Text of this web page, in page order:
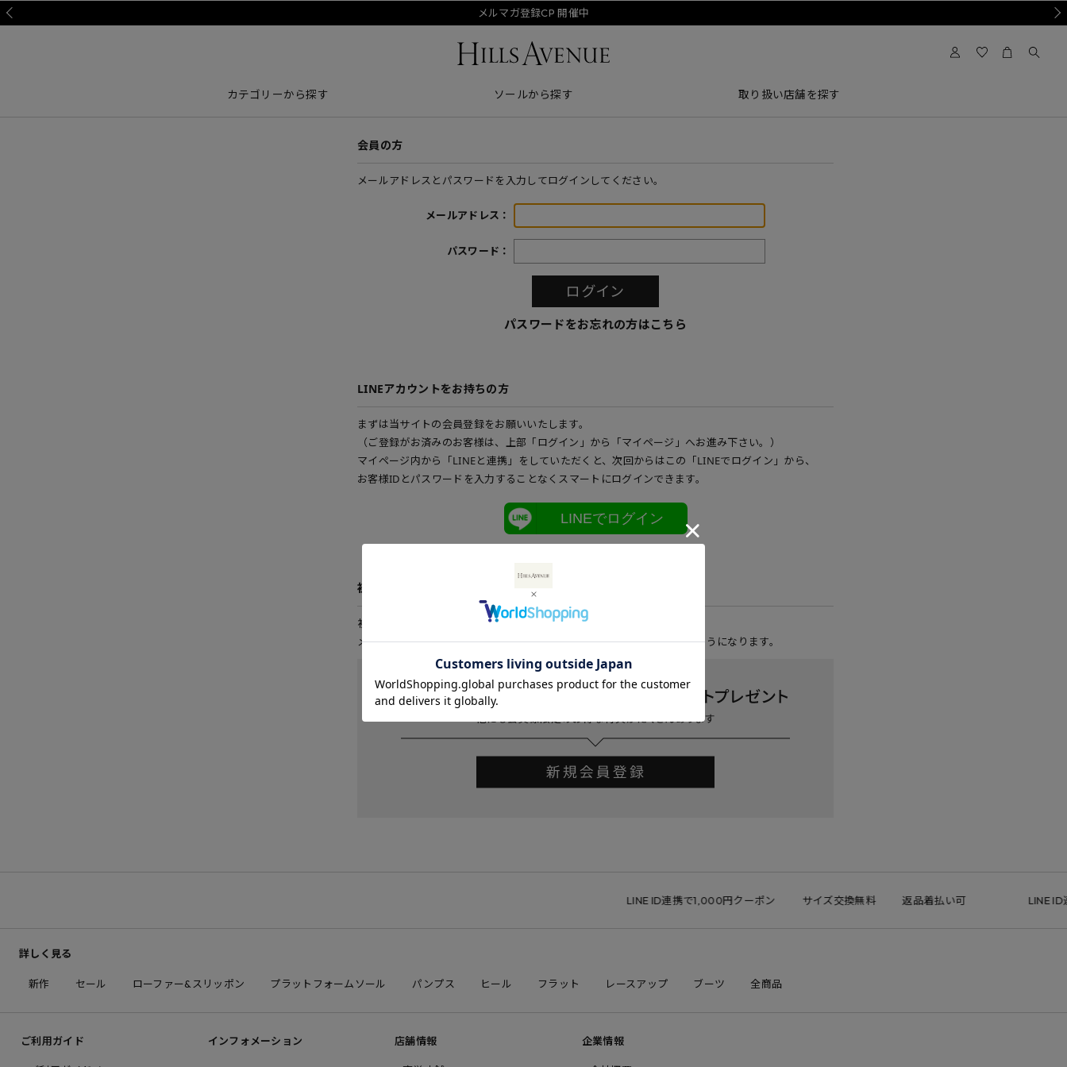
メルマガ登録CP 開催中
カテゴリーから探す ソールから探す 取り扱い店舗を探す
会員の方
メールアドレスとパスワードを入力してログインしてください。
メールアドレス：
パスワード：
パスワードをお忘れの方はこちら
LINEアカウントをお持ちの方
まずは当サイトの会員登録をお願いいたします。
（ご登録がお済みのお客様は、上部「ログイン」から「マイページ」へお進み下さい。）
マイページ内から「LINEと連携」をしていただくと、次回からはこの「LINEでログイン」から、
お客様IDとパスワードを入力することなくスマートにログインできます。
LINEでログイン
初めてご利用の方
初めてご利用のお客様は、こちらから会員登録を行って下さい。
メールアドレスとパスワードを登録しておくと便利にお買い物ができるようになります。
LINE ID連携で1,000円クーポン サイズ交換無料 返品着払い可 LINE ID連
詳しく見る
新作 セール ローファー&スリッポン プラットフォームソール パンプス ヒール フラット レースアップ ブーツ 全商品
ご利用ガイド インフォメーション 店舗情報 企業情報